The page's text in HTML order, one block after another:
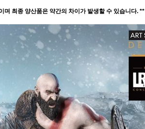
며 최종 양산품은 약간의 차이가 발생할 수 있습니다. **